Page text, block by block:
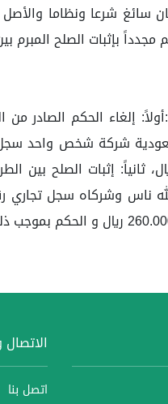
سائغ شرعا ونظاما
مجدداً بإثبات الصلح المبرم
ثانياً: إثبات الصلح بين
اتصل بنا